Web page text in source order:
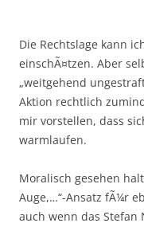
Die Rechtslage kann
einschÃ¤tzen. Aber
„weitgehend
Aktion rechtlich
mir vorstellen, dass
warmlaufen.
Moralisch gesehen
Auge,…“-Ansatz fÃ¼r
auch wenn das Stefan